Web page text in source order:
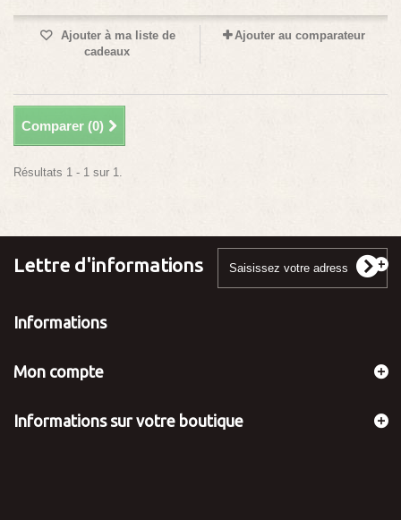
Ajouter à ma liste de
cadeaux
Ajouter au comparateur
Comparer (0)
Résultats 1 - 1 sur 1.
Lettre d'informations
Informations
Mon compte
Informations sur votre boutique